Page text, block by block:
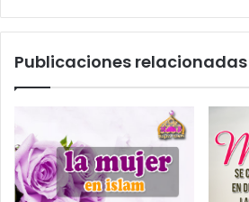
Publicaciones relacionadas